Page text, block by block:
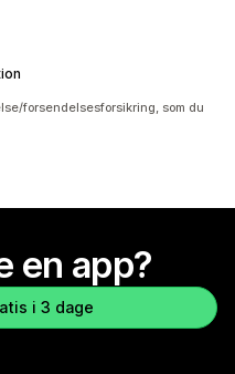
forsendelsesforsikring, som du
en app?
i 3 dage